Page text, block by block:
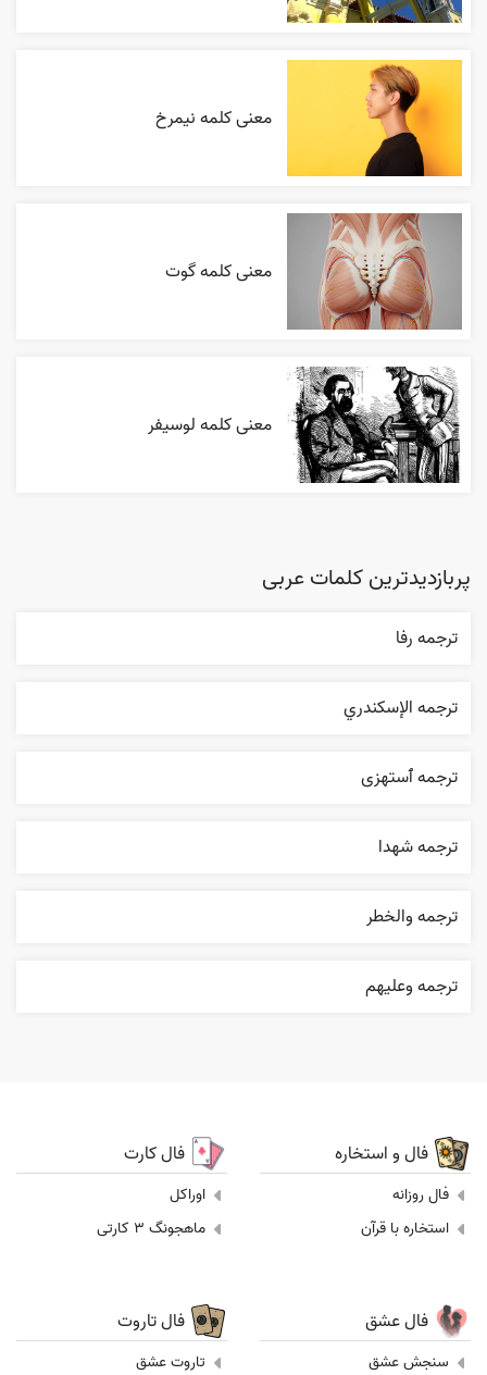
معنی کلمه نیمرخ
معنی کلمه گوت
معنی کلمه لوسیفر
پربازدیدترین کلمات عربی
ترجمه رفا
ترجمه الإسکندري
ترجمه ٱستهزی
ترجمه شهدا
ترجمه والخطر
ترجمه وعليهم
فال و استخاره
فال روزانه
استخاره با قرآن
فال کارت
اوراکل
ماهجونگ 3 کارتی
فال عشق
سنجش عشق
فال تاروت
تاروت عشق